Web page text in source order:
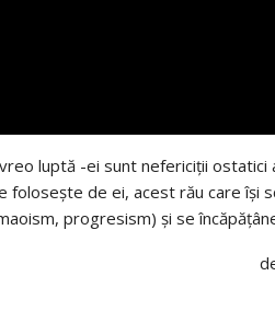
luptă -ei sunt nefericiții
folosește de ei, acest rău care își
progresism) și se